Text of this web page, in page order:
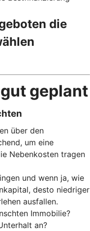
die
geplant
über den
um eine
Nebenkosten tragen
und wenn ja, wie
desto niedriger
ausfallen.
Immobilie?
an?